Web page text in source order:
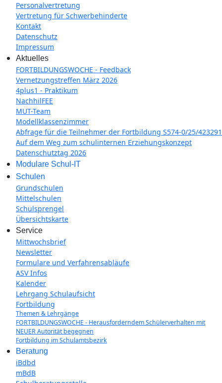
Personalvertretung
Vertretung für Schwerbehinderte
Kontakt
Datenschutz
Impressum
Aktuelles
FORTBILDUNGSWOCHE - Feedback
Vernetzungstreffen März 2026
4plus1 - Praktikum
NachhilFEE
MUT-Team
Modellklassenzimmer
Abfrage für die Teilnehmer der Fortbildung S574-0/25/423291
Auf dem Weg zum schulinternen Erziehungskonzept
Datenschutztag 2026
Modulare Schul-IT
Schulen
Grundschulen
Mittelschulen
Schulsprengel
Übersichtskarte
Service
Mittwochsbrief
Newsletter
Formulare und Verfahrensabläufe
ASV Infos
Kalender
Lehrgang Schulaufsicht
Fortbildung
Themen & Lehrgänge
FORTBILDUNGSWOCHE - Herausforderndem Schülerverhalten mit
NEUER Autorität begegnen
Fortbildung im Schulamtsbezirk
Beratung
iBdbd
mBdB